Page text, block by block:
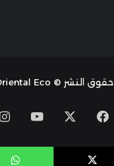
حقوق النشر © Oriental Eco
Facebook